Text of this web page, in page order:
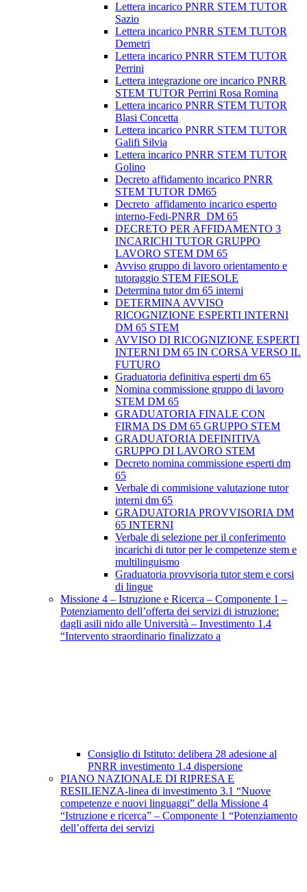
Lettera incarico PNRR STEM TUTOR
Sazio
Lettera incarico PNRR STEM TUTOR
Demetri
Lettera incarico PNRR STEM TUTOR
Perrini
Lettera integrazione ore incarico PNRR
STEM TUTOR Perrini Rosa Romina
Lettera incarico PNRR STEM TUTOR
Blasi Concetta
Lettera incarico PNRR STEM TUTOR
Galifi Silvia
Lettera incarico PNRR STEM TUTOR
Golino
Decreto affidamento incarico PNRR
STEM TUTOR DM65
Decreto_affidamento incarico esperto
interno-Fedi-PNRR_DM 65
DECRETO PER AFFIDAMENTO 3
INCARICHI TUTOR GRUPPO
LAVORO STEM DM 65
Avviso gruppo di lavoro orientamento e
tutoraggio STEM FIESOLE
Determina tutor dm 65 interni
DETERMINA AVVISO
RICOGNIZIONE ESPERTI INTERNI
DM 65 STEM
AVVISO DI RICOGNIZIONE ESPERTI
INTERNI DM 65 IN CORSA VERSO IL
FUTURO
Graduatoria definitiva esperti dm 65
Nomina commissione gruppo di lavoro
STEM DM 65
GRADUATORIA FINALE CON
FIRMA DS DM 65 GRUPPO STEM
GRADUATORIA DEFINITIVA
GRUPPO DI LAVORO STEM
Decreto nomina commissione esperti dm
65
Verbale di commisione valutazione tutor
interni dm 65
GRADUATORIA PROVVISORIA DM
65 INTERNI
Verbale di selezione per il conferimento
incarichi di tutor per le competenze stem e
multilinguismo
Graduatoria provvisoria tutor stem e corsi
di lingue
Missione 4 – Istruzione e Ricerca – Componente 1 –
Potenziamento dell’offerta dei servizi di istruzione:
dagli asili nido alle Università – Investimento 1.4
“Intervento straordinario finalizzato a
Consiglio di Istituto: delibera 28 adesione al
PNRR investimento 1.4 dispersione
PIANO NAZIONALE DI RIPRESA E
RESILIENZA-linea di investimento 3.1 “Nuove
competenze e nuovi linguaggi” della Missione 4
“Istruzione e ricerca” – Componente 1 “Potenziamento
dell’offerta dei servizi